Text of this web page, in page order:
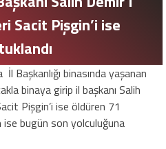
Sacit Pişgin’i ise
Başkanlığı binasında yaşanan
binaya girip il başkanı Salih
Pişgin’i ise öldüren 71
ise bugün son yolculuğuna